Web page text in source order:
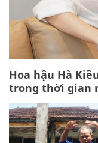
Hoa hậu Hà
trong thời gian